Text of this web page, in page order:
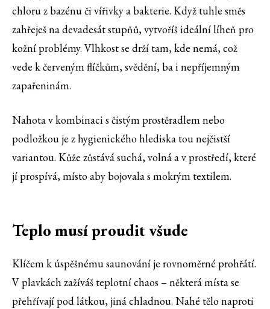
chloru z bazénu či vířivky a bakterie. Když tuhle směs
zahřeješ na devadesát stupňů, vytvoříš ideální líheň pro
kožní problémy. Vlhkost se drží tam, kde nemá, což
vede k červeným flíčkům, svědění, ba i nepříjemným
zapařeninám.
Nahota v kombinaci s čistým prostěradlem nebo
podložkou je z hygienického hlediska tou nejčistší
variantou. Kůže zůstává suchá, volná a v prostředí, které
jí prospívá, místo aby bojovala s mokrým textilem.
Teplo musí proudit všude
Klíčem k úspěšnému saunování je rovnoměrné prohřátí.
V plavkách zažíváš teplotní chaos – některá místa se
přehřívají pod látkou, jiná chladnou. Nahé tělo naproti